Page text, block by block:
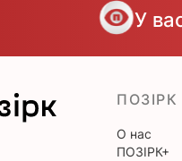
У
ПОЗІРК
О нас
ПОЗІРК+